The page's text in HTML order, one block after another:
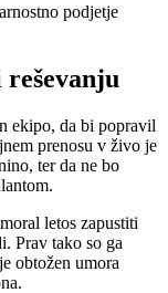
podjetje
reševanju
ekipo, da bi popravil
prenosu v živo je
ter da ne bo
letos zapustiti
Prav tako so ga
obtožen umora